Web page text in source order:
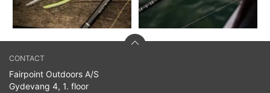
CONTACT
Fairpoint Outdoors A/S
Gydevang 4, 1. floor